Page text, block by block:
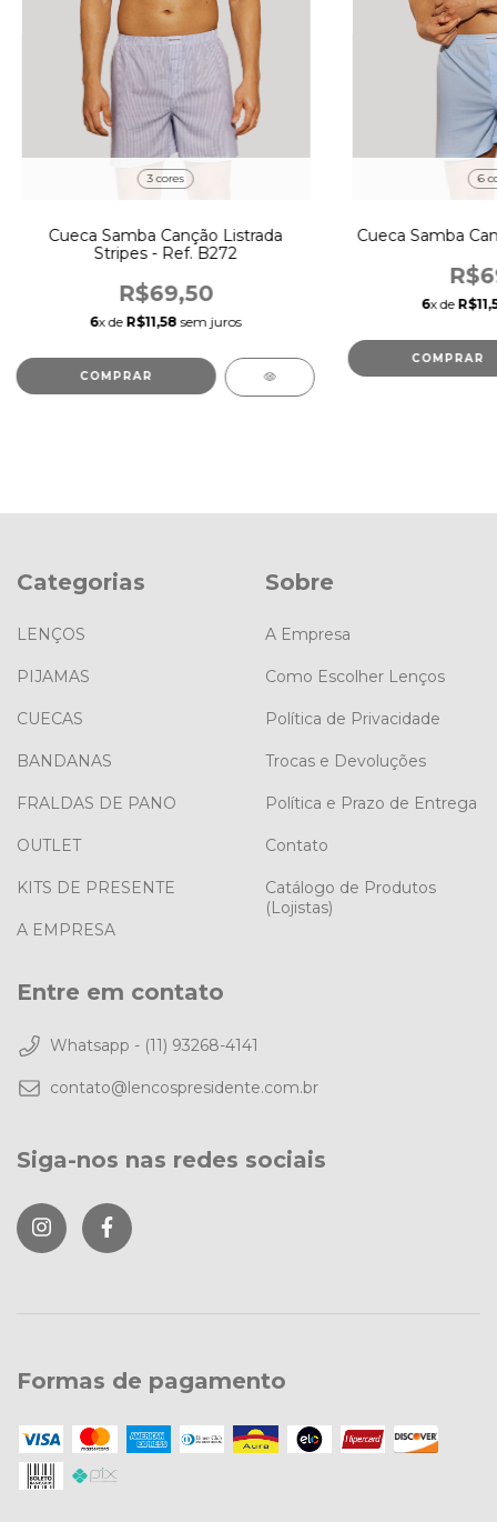
3 cores
Cueca Samba Canção Listrada
Stripes - Ref. B272
R$69,50
6x de R$11,58 sem juros
COMPRAR
6
Cueca Samba
6x de
COMPRAR
Categorias
LENÇOS
PIJAMAS
CUECAS
BANDANAS
FRALDAS DE PANO
OUTLET
KITS DE PRESENTE
A EMPRESA
Sobre
A Empresa
Como Escolher Lenços
Política de Privacidade
Trocas e Devoluções
Política e Prazo de Entrega
Contato
Catálogo de Produtos
(Lojistas)
Entre em contato
Whatsapp - (11) 93268-4141
contato@lencospresidente.com.br
Siga-nos nas redes sociais
Formas de pagamento